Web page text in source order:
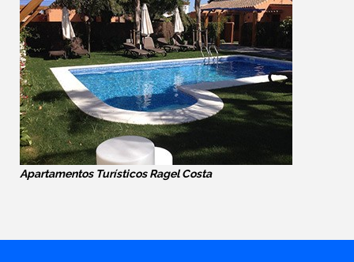
Apartamentos Turísticos Ragel Costa